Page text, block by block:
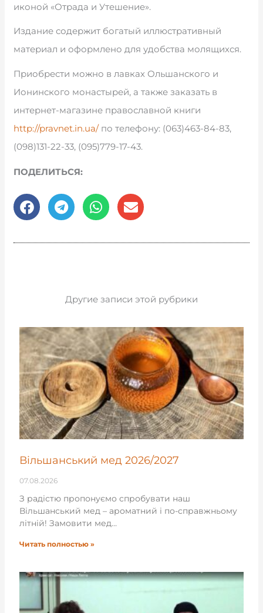
иконой «Отрада и Утешение».
Издание содержит богатый иллюстративный
материал и оформлено для удобства молящихся.
Приобрести можно в лавках Ольшанского и
Ионинского монастырей, а также заказать в
интернет-магазине православной книги
http://pravnet.in.ua/по телефону: (063)463-84-83,
(098)131-22-33, (095)779-17-43.
ПОДЕЛИТЬСЯ:
Другие записи этой рубрики
Вільшанський мед 2026/2027
07.08.2026
З радістю пропонуємо спробувати наш
Вільшанський мед – ароматний і по-справжньому
літній! Замовити мед…
Читать полностью »